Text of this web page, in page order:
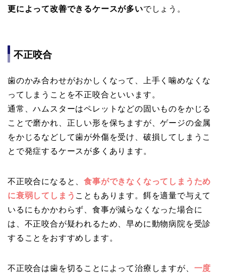
更によって改善できるケースが多いでしょう。
不正咬合
歯のかみ合わせがおかしくなって、上手く噛めなくな
ってしまうことを不正咬合といいます。
通常、ハムスターはペレットなどの固いものをかじる
ことで磨かれ、正しい形を保ちますが、ゲージの金属
をかじるなどして歯が外傷を受け、破損してしまうこ
とで発症するケースが多くあります。
不正咬合になると、食事ができなくなってしまうため
に衰弱してしまう こともあります。餌を適量で与えて
いるにもかかわらず、食事が減らなくなった場合に
は、不正咬合が疑われるため、早めに動物病院を受診
することをおすすめします。
不正咬合は歯を切ることによって治療しますが、 一度